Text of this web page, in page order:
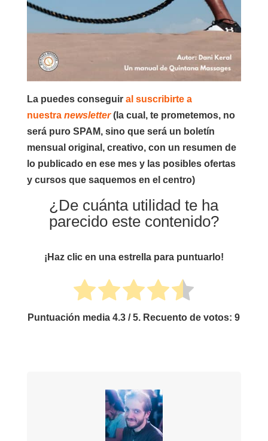
La puedes conseguiral suscribirte a
nuestra newsletter (la cual, te prometemos, no
será puro SPAM, sino que será un boletín
mensual original, creativo,con un resumen de
lo publicado en ese mes y las posibles ofertas
y cursos que saquemos en el centro)
¿De cuánta utilidad te ha
parecido este contenido?
¡Haz clic en una estrella para puntuarlo!
Puntuación media4.3 / 5. Recuento de votos:9